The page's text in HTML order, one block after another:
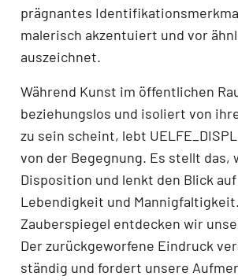
prägnantes
malerisch akzentuiert und vor
auszeichnet.
Während Kunst im öffentlichen
beziehungslos und isoliert von
zu sein scheint, lebt
von der Begegnung. Es stellt das,
Disposition und lenkt den Blick
Lebendigkeit und
Zauberspiegel entdecken wir
Der zurückgeworfene Eindruck
ständig und fordert unsere